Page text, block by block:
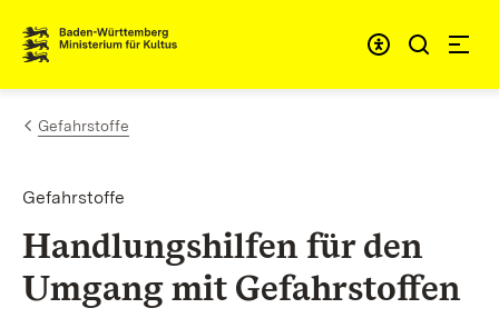
Zum Inhalt springen
Link zur Startseite
Gefahrstoffe
Gefahrstoffe
Handlungshilfen für den
Umgang mit Gefahrstoffen